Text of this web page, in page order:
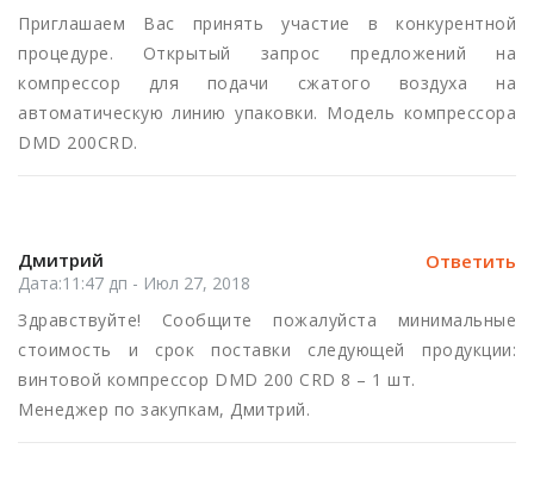
Приглашаем Вас принять участие в конкурентной
процедуре. Открытый запрос предложений на
компрессор для подачи сжатого воздуха на
автоматическую линию упаковки. Модель компрессора
DMD 200CRD.
Ответить
Дмитрий
Дата:11:47 дп - Июл 27, 2018
Здравствуйте! Сообщите пожалуйста минимальные
стоимость и срок поставки следующей продукции:
винтовой компрессор DMD 200 CRD 8 – 1 шт.
Менеджер по закупкам, Дмитрий.